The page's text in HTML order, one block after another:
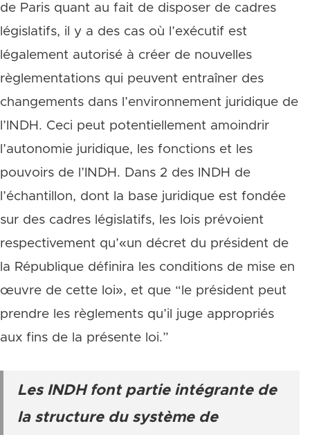
de Paris quant au fait de disposer de cadres
législatifs, il y a des cas où l’exécutif est
légalement autorisé à créer de nouvelles
règlementations qui peuvent entraîner des
changements dans l’environnement juridique de
l’INDH. Ceci peut potentiellement amoindrir
l’autonomie juridique, les fonctions et les
pouvoirs de l’INDH. Dans 2 des INDH de
l’échantillon, dont la base juridique est fondée
sur des cadres législatifs, les lois prévoient
respectivement qu’«un décret du président de
la République définira les conditions de mise en
œuvre de cette loi», et que “le président peut
prendre les règlements qu’il juge appropriés
aux fins de la présente loi.”
Les INDH font partie intégrante de
la structure du système de